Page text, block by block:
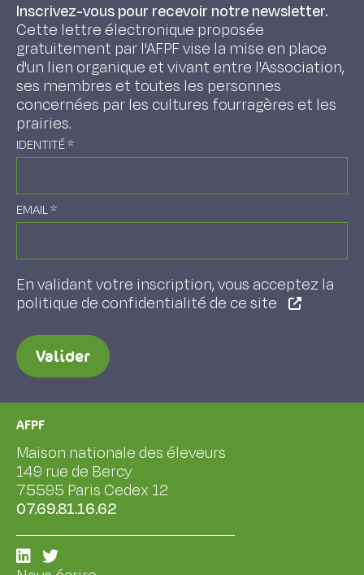
Inscrivez-vous pour recevoir notre newsletter.
Cette lettre électronique proposée
gratuitement par l'AFPF vise la mise en place
d'un lien organique et vivant entre l'Association,
ses membres et toutes les personnes
concernées par les cultures fourragères et les
prairies.
IDENTITÉ*
EMAIL*
En validant votre inscription, vous acceptez la
politique de confidentialité de ce site
Valider
AFPF
Maison nationale des éleveurs
149 rue de Bercy
75595 Paris Cedex 12
07.69.81.16.62